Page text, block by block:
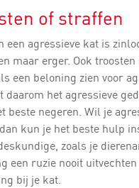
of straffen
een agressieve kat is
maar erger. Ook troosten
een beloning zien voor
daarom het agressieve
beste negeren. Wil je
kun je het beste hulp
zoals je
een ruzie nooit
bij je kat.